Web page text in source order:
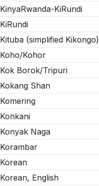
KinyaRwanda-KiRundi
KiRundi
Kituba (simplified Kikongo)
Koho/Kohor
Kok Borok/Tripuri
Kokang Shan
Komering
Konkani
Konyak Naga
Korambar
Korean
Korean, English